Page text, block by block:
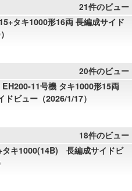
21件のビュー
タキ1000形16両 長編成サイド
20件のビュー
11号機 タキ1000形15両
ビュー（2026/1/17）
18件のビュー
タキ1000(14B) 長編成サイドビ